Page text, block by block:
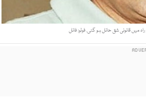
میں قانونی شق حائل ہو گئی. فوٹو: فائل